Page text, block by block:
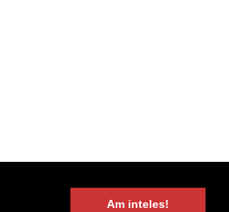
Am inteles!